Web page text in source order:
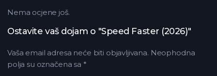
Ostavite vaš dojam o "Speed Faster (2026)"
Vaša email adresa neće biti objavljivana. Neophodna
polja su označena sa *
Nema ocjene još.